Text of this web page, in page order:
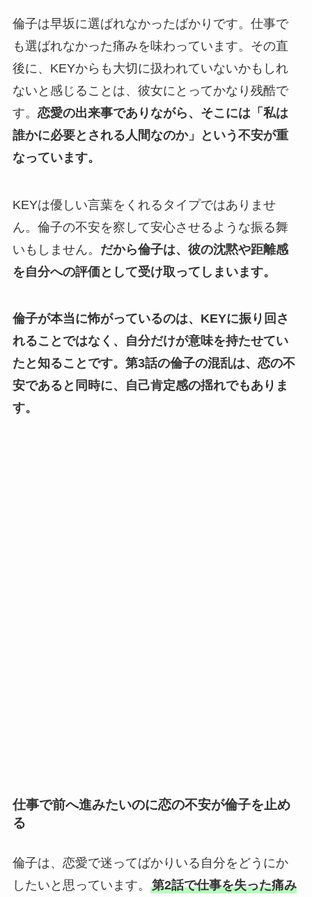
倫子は早坂に選ばれなかったばかりです。仕事で
も選ばれなかった痛みを味わっています。その直
後に、KEYからも大切に扱われていないかもしれ
ないと感じることは、彼女にとってかなり残酷で
す。 恋愛の出来事でありながら、そこには「私は
誰かに必要とされる人間なのか」という不安が重
なっています。
KEYは優しい言葉をくれるタイプではありませ
ん。倫子の不安を察して安心させるような振る舞
いもしません。 だから倫子は、彼の沈黙や距離感
を自分への評価として受け取ってしまいます。
倫子が本当に怖がっているのは、KEYに振り回さ
れることではなく、自分だけが意味を持たせてい
たと知ることです。 第3話の倫子の混乱は、恋の不
安であると同時に、自己肯定感の揺れでもありま
す。
仕事で前へ進みたいのに恋の不安が倫子を止め
る
倫子は、恋愛で迷ってばかりいる自分をどうにか
したいと思っています。 第2話で仕事を失った痛み